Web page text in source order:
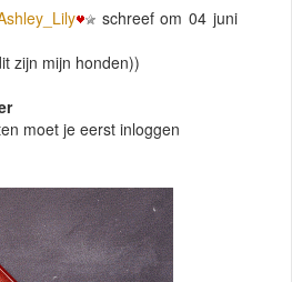
schreef om 04 juni
zijn mijn honden))
moet je eerst inloggen